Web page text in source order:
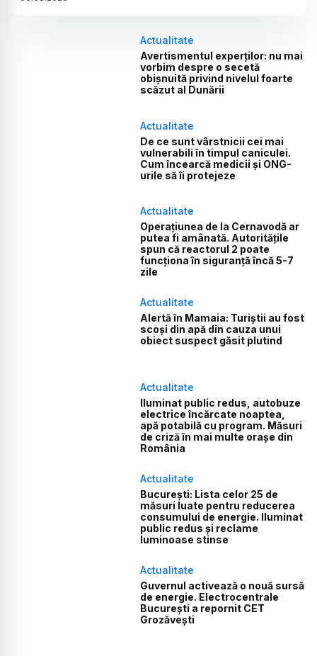
Actualitate
Avertismentul experților: nu mai
vorbim despre o secetă
obișnuită privind nivelul foarte
scăzut al Dunării
Actualitate
De ce sunt vârstnicii cei mai
vulnerabili în timpul caniculei.
Cum încearcă medicii și ONG-
urile să îi protejeze
Actualitate
Operațiunea de la Cernavodă ar
putea fi amânată. Autoritățile
spun că reactorul 2 poate
funcționa în siguranță încă 5-7
zile
Actualitate
Alertă în Mamaia: Turiștii au fost
scoși din apă din cauza unui
obiect suspect găsit plutind
Actualitate
Iluminat public redus, autobuze
electrice încărcate noaptea,
apă potabilă cu program. Măsuri
de criză în mai multe orașe din
România
Actualitate
București: Lista celor 25 de
măsuri luate pentru reducerea
consumului de energie. Iluminat
public redus și reclame
luminoase stinse
Actualitate
Guvernul activează o nouă sursă
de energie. Electrocentrale
București a repornit CET
Grozăvești